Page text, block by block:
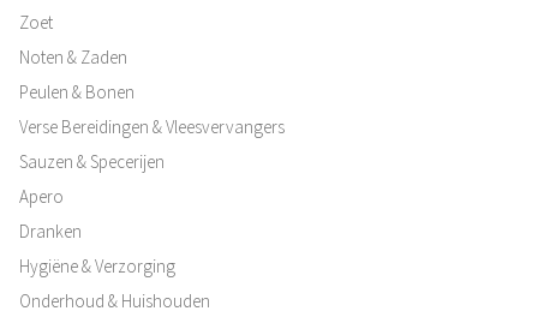
Zoet
Noten & Zaden
Peulen & Bonen
Verse Bereidingen & Vleesvervangers
Sauzen & Specerijen
Apero
Dranken
Hygiëne & Verzorging
Onderhoud & Huishouden